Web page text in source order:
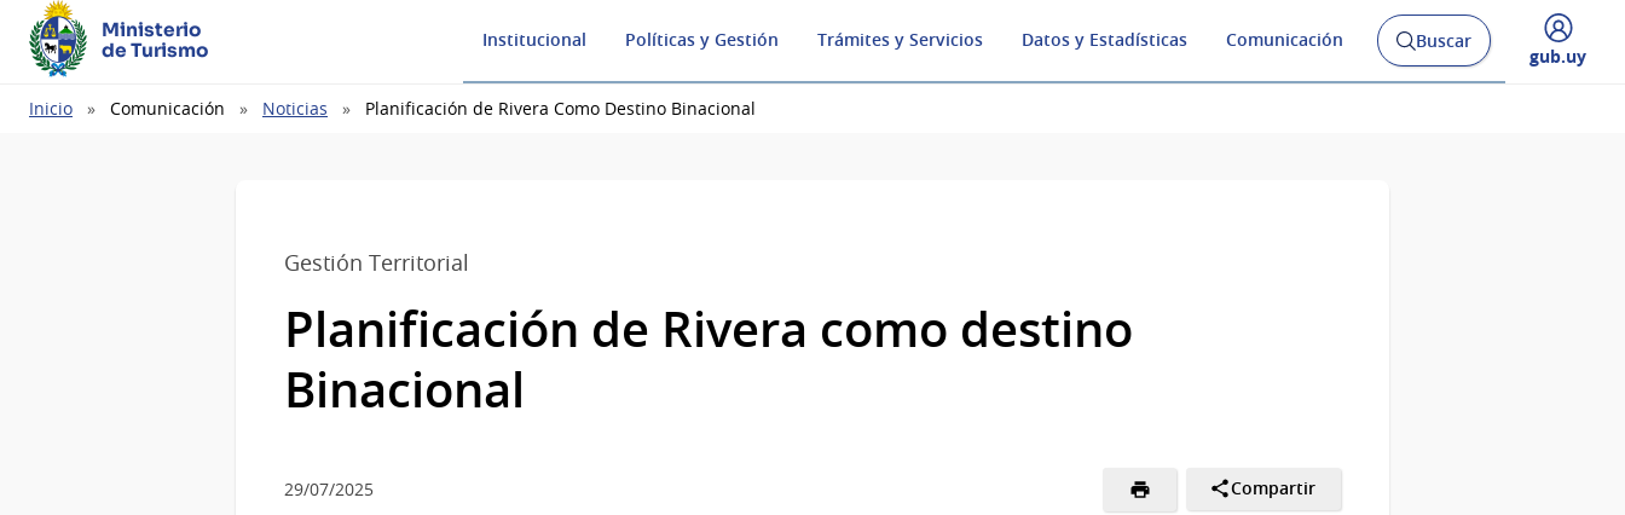
Ministerio
de Turismo
Institucional Políticas y Gestión Trámites y Servicios Datos y Estadísticas Comunicación
Abrir
buscador
Buscar
Desplegar
gub.uy
Ruta
Inicio Comunicación Noticias Planificación de Rivera Como Destino Binacional
Gestión Territorial
Planificación de Rivera como destino
Binacional
29/07/2025 Compartir